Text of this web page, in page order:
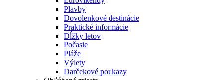
Plavby
Dovolenkové destinácie
Praktické informácie
Dĺžky letov
Počasie
Pláže
Výlety
Darčekové poukazy